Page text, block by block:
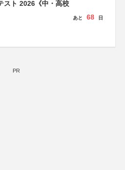
スト 2026《中・高校
あと 68 日
PR